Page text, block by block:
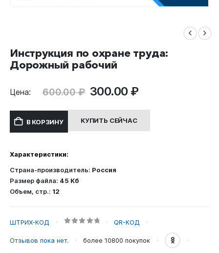
Инструкция по охране труда:
Дорожный рабочий
Цена: 600.00₽ Первоначальная
составляла
600.00 ₽.
300.00 ₽Текущая
300.00 ₽.
В КОРЗИНУ КУПИТЬ СЕЙЧАС
Характеристики:
Страна-производитель: Россия
Размер файла: 45 Кб
Объем, стр.: 12
ШТРИХ-КОД QR-КОД
Отзывов пока нет. более 10800 покупок